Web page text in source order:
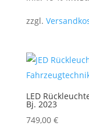
der
gewählt
werden
zzgl.
LED
Bj. 2023
749,00 €